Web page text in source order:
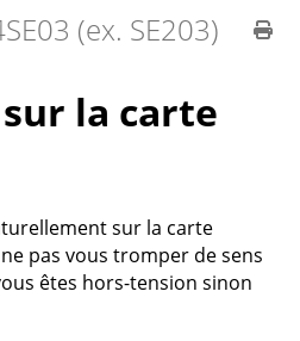
(ex. SE203)
la carte
sur la carte
pas vous tromper de sens
êtes hors-tension sinon